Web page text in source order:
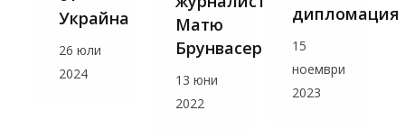
Украйна
26 юли
2024
Матю
Брунвасер
13 юни
2022
дипломация
15
ноември
2023